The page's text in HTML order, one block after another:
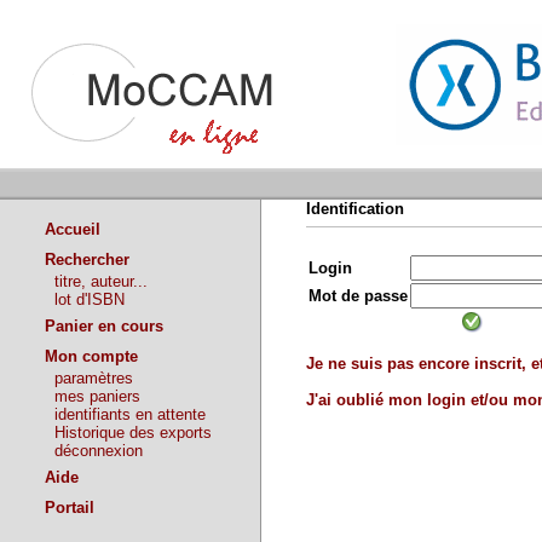
Accueil
Rechercher
titre, auteur...
lot d'ISBN
Panier en cours
Mon compte
paramètres
mes paniers
identifiants en attente
Historique des exports
déconnexion
Aide
Portail
Identification
Login
Mot de passe
Je ne suis pas encore inscrit,
J'ai oublié mon login et/ou